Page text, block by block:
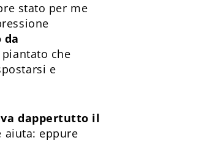
stato per me
da
che
e
dappertutto il
aiuta: eppure